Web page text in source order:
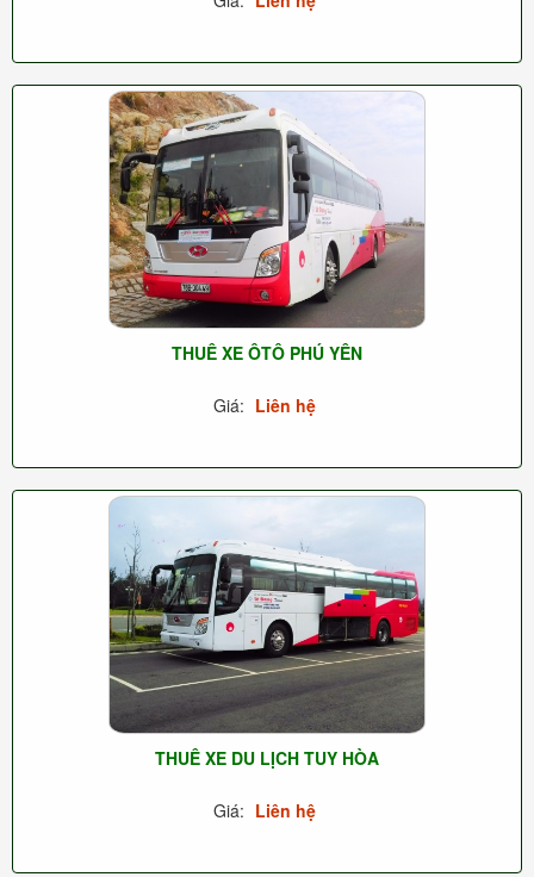
THUÊ XE ÔTÔ PHÚ YÊN
Giá: Liên hệ
THUÊ XE DU LỊCH TUY HÒA
Giá: Liên hệ